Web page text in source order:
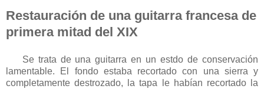
Restauración de una guitarra francesa de
primera mitad del XIX
Se trata de una guitarra en un estdo de conservación
lamentable. El fondo estaba recortado con una sierra y
completamente destrozado, la tapa le habían recortado la